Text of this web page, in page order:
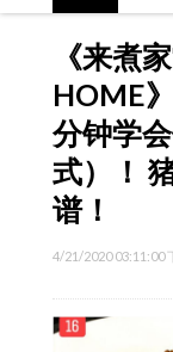
《来煮
HOME
分钟学
式）！
谱！
4/21/2020 03:11:00